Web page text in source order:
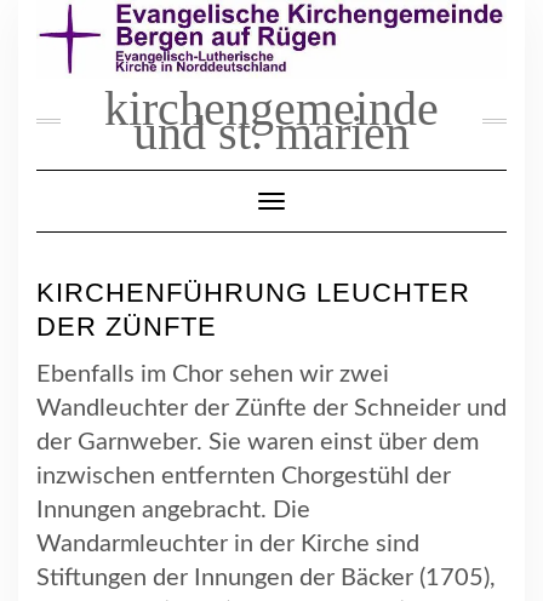
kirchengemeinde
und st. marien
Toggle Navigation
KIRCHENFÜHRUNG LEUCHTER
DER ZÜNFTE
Ebenfalls im Chor sehen wir zwei
Wandleuchter der Zünfte der Schneider und
der Garnweber. Sie waren einst über dem
inzwischen entfernten Chorgestühl der
Innungen angebracht. Die
Wandarmleuchter in der Kirche sind
Stiftungen der Innungen der Bäcker (1705),